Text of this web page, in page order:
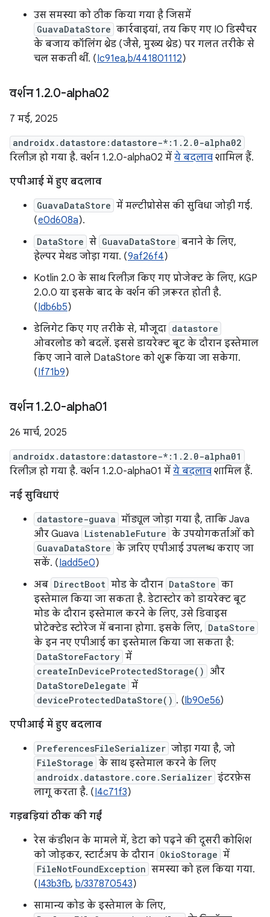
उस समस्या को ठीक किया गया है जिसमें
GuavaDataStore कार्रवाइयां, तय किए गए IO डिस्पैचर
के बजाय कॉलिंग थ्रेड (जैसे, मुख्य थ्रेड) पर गलत तरीके से
चल सकती थीं. (Ic91ea,b/441801112)
वर्शन 1.2.0-alpha02
7 मई, 2025
androidx.datastore:datastore-*:1.2.0-alpha02
रिलीज़ हो गया है. वर्शन 1.2.0-alpha02 में ये बदलाव शामिल हैं.
एपीआई में हुए बदलाव
GuavaDataStore में मल्टीप्रोसेस की सुविधा जोड़ी गई.
(e0d608a).
DataStore से GuavaDataStore बनाने के लिए,
हेल्पर मेथड जोड़ा गया. (9af26f4)
Kotlin 2.0 के साथ रिलीज़ किए गए प्रोजेक्ट के लिए, KGP
2.0.0 या इसके बाद के वर्शन की ज़रूरत होती है.
(Idb6b5)
डेलिगेट किए गए तरीके से, मौजूदा datastore
ओवरलोड को बदलें. इससे डायरेक्ट बूट के दौरान इस्तेमाल
किए जाने वाले DataStore को शुरू किया जा सकेगा.
(If71b9)
वर्शन 1.2.0-alpha01
26 मार्च, 2025
androidx.datastore:datastore-*:1.2.0-alpha01
रिलीज़ हो गया है. वर्शन 1.2.0-alpha01 में ये बदलाव शामिल हैं.
नई सुविधाएं
datastore-guava मॉड्यूल जोड़ा गया है, ताकि Java
और Guava ListenableFuture के उपयोगकर्ताओं को
GuavaDataStore के ज़रिए एपीआई उपलब्ध कराए जा
सकें. (Iadd5e0)
अब DirectBoot मोड के दौरान DataStore का
इस्तेमाल किया जा सकता है. डेटास्टोर को डायरेक्ट बूट
मोड के दौरान इस्तेमाल करने के लिए, उसे डिवाइस
प्रोटेक्टेड स्टोरेज में बनाना होगा. इसके लिए, DataStore
के इन नए एपीआई का इस्तेमाल किया जा सकता है:
DataStoreFactory में
createInDeviceProtectedStorage() और
DataStoreDelegate में
deviceProtectedDataStore() . (Ib90e56)
एपीआई में हुए बदलाव
PreferencesFileSerializer जोड़ा गया है, जो
FileStorage के साथ इस्तेमाल करने के लिए
androidx.datastore.core.Serializer इंटरफ़ेस
लागू करता है. (I4c71f3)
गड़बड़ियां ठीक की गईं
रेस कंडीशन के मामले में, डेटा को पढ़ने की दूसरी कोशिश
को जोड़कर, स्टार्टअप के दौरान OkioStorage में
FileNotFoundException समस्या को हल किया गया.
(I43b3fb, b/337870543)
सामान्य कोड के इस्तेमाल के लिए,